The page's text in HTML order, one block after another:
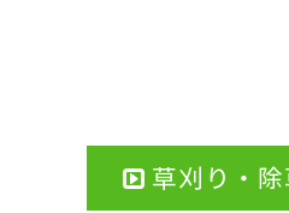
草刈り・除